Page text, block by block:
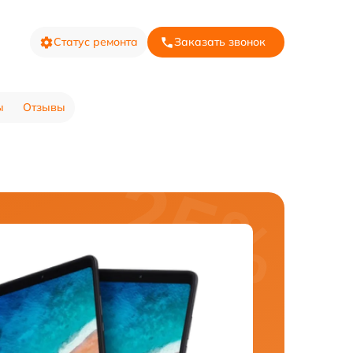
Статус ремонта Заказать звонок
Отзывы